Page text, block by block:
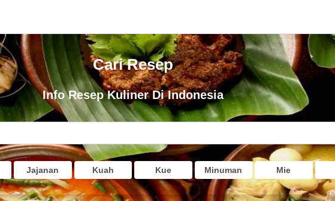
Cari Resep
Info Resep Kuliner Di Indonesia
Jajanan Kuah Kue Minuman Mie